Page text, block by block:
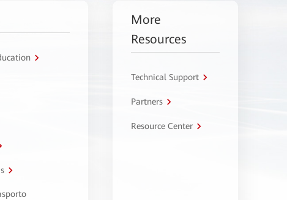
More
Resources
Technical Support
Partners
Resource Center